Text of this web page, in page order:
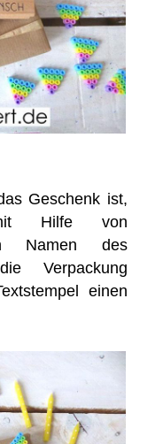
Geschenk ist,
Hilfe von
Namen des
Verpackung
einen